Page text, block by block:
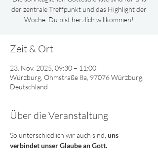
der zentrale Treffpunkt und das Highlight der
Woche. Du bist herzlich willkommen!
Zeit & Ort
23. Nov. 2025, 09:30 – 11:00
Würzburg, Ohmstraße 8a, 97076 Würzburg,
Deutschland
Über die Veranstaltung
So unterschiedlich wir auch sind, uns
verbindet unser Glaube an Gott.